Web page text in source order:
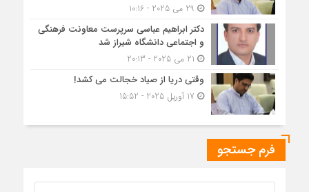
دکتر ابراهیم عباسی سرپرست معاونت فرهنگی
و اجتماعی دانشگاه شیراز شد
وقتی دریا از صیاد خجالت می کشد!
فرم جستجو